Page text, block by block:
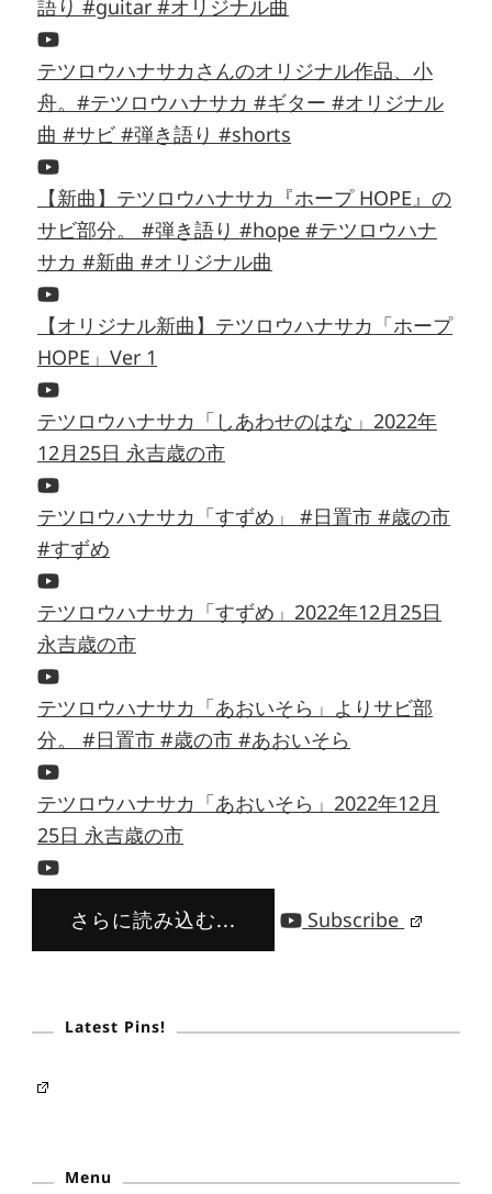
語り #guitar #オリジナル曲
テツロウハナサカさんのオリジナル作品、小
舟。#テツロウハナサカ #ギター #オリジナル
曲 #サビ #弾き語り #shorts
【新曲】テツロウハナサカ『ホープ HOPE』の
サビ部分。 #弾き語り #hope #テツロウハナ
サカ #新曲 #オリジナル曲
【オリジナル新曲】テツロウハナサカ「ホープ
HOPE」Ver 1
テツロウハナサカ「しあわせのはな」2022年
12月25日 永吉歳の市
テツロウハナサカ「すずめ」 #日置市 #歳の市
#すずめ
テツロウハナサカ「すずめ」2022年12月25日
永吉歳の市
テツロウハナサカ「あおいそら」よりサビ部
分。 #日置市 #歳の市 #あおいそら
テツロウハナサカ「あおいそら」2022年12月
25日 永吉歳の市
さらに読み込む... Subscribe
Latest Pins!
Menu